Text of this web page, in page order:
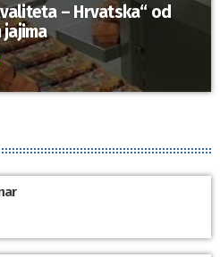
– Hrvatska“ od
jajima